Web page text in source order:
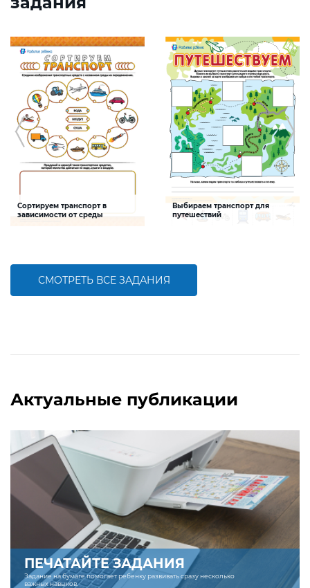
Сортируем транспорт в
зависимости от среды
Выбираем транспорт для
путешествий
СМОТРЕТЬ ВСЕ ЗАДАНИЯ
Актуальные публикации
ПЕЧАТАЙТЕ ЗАДАНИЯ
Задание на бумаге помогает ребенку развивать сразу несколько
важных навыков.